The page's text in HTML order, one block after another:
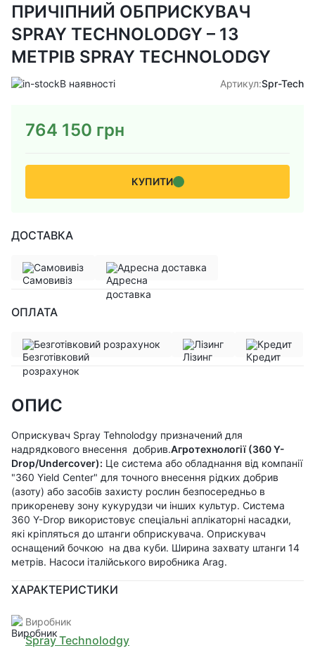
ПРИЧІПНИЙ ОБПРИСКУВАЧ
SPRAY TEСHNOLODGY – 13
МЕТРІВ SPRAY TEСHNOLODGY
В наявності Артикул:Spr-Tech
764 150 грн
КУПИТИ
ДОСТАВКА
Самовивіз Адресна доставка
ОПЛАТА
Безготівковий розрахунок Лізинг Кредит
ОПИС
Оприскувач Spray Tehnolodgy призначений для
надрядкового внесення добрив.Агротехнології (360 Y-
Drop/Undercover): Це система або обладнання від компанії
"360 Yield Center" для точного внесення рідких добрив
(азоту) або засобів захисту рослин безпосередньо в
прикореневу зону кукурудзи чи інших культур. Система
360 Y-Drop використовує спеціальні аплікаторні насадки,
які кріпляться до штанги обприскувача. Оприскувач
оснащений бочкою на два куби. Ширина захвату штанги 14
метрів. Насоси італійського виробника Arag.
ХАРАКТЕРИСТИКИ
Виробник
Spray Teсhnolodgy